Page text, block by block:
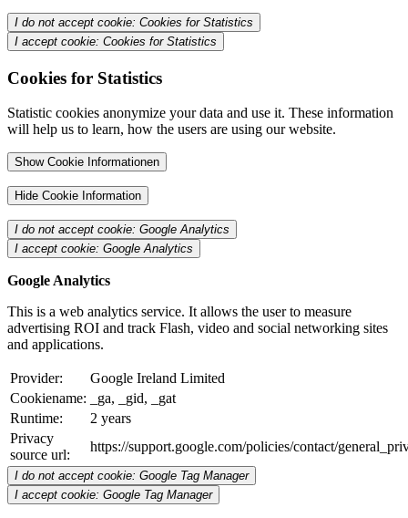
I do not accept cookie: Cookies for Statistics
I accept cookie: Cookies for Statistics
Cookies for Statistics
Statistic cookies anonymize your data and use it. These information
will help us to learn, how the users are using our website.
Show Cookie Informationen
Hide Cookie Information
I do not accept cookie: Google Analytics
I accept cookie: Google Analytics
Google Analytics
This is a web analytics service. It allows the user to measure
advertising ROI and track Flash, video and social networking sites
and applications.
Provider:
Google Ireland Limited
Cookiename:
_ga, _gid, _gat
Runtime:
2 years
Privacy
source url:
https://support.google.com/policies/contact/
I do not accept cookie: Google Tag Manager
I accept cookie: Google Tag Manager